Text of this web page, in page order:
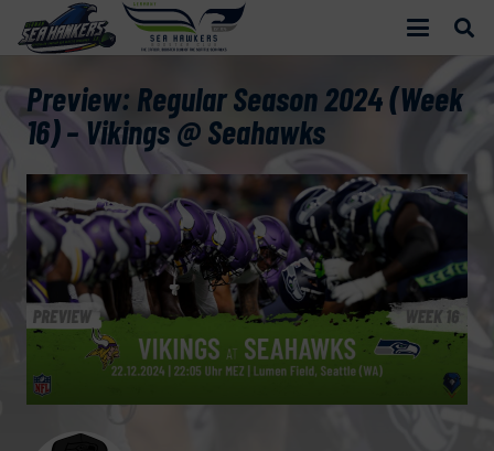
Preview: Regular Season 2024 (Week
16) – Vikings @ Seahawks